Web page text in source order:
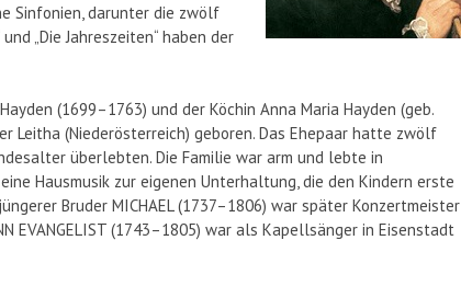
Sinfonien, darunter die zwölf
„Die Jahreszeiten“ haben der
(1699–1763) und der Köchin Anna Maria Hayden (geb.
Leitha (Niederösterreich) geboren. Das Ehepaar hatte zwölf
überlebten. Die Familie war arm und lebte in
Hausmusik zur eigenen Unterhaltung, die den Kindern erste
Bruder MICHAEL (1737–1806) war später Konzertmeister
EVANGELIST (1743–1805) war als Kapellsänger in Eisenstadt